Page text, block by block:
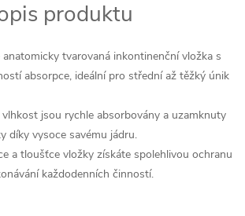
produktu
tvarovaná inkontinenční vložka s
absorpce, ideální pro střední až těžký únik
jsou rychle absorbovány a uzamknuty
díky vysoce savému jádru.
a tloušťce vložky získáte spolehlivou ochranu
každodenních činností.